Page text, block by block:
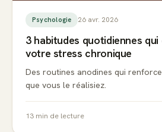
Psychologie 26 avr. 2026
3 habitudes quotidiennes
votre stress chronique
Des routines anodines qui
que vous le réalisiez.
13 min de lecture